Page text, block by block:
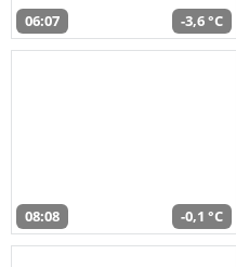
06:07 -3,6 °C
08:08 -0,1 °C